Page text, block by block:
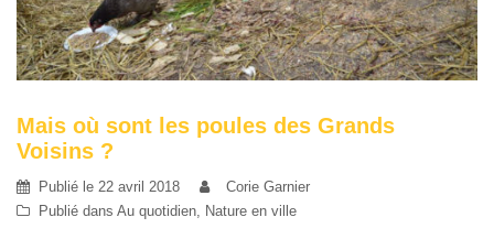
Mais où sont les poules des Grands
Voisins ?
Publié le 22 avril 2018
Corie Garnier
Publié dans Au quotidien Nature en ville